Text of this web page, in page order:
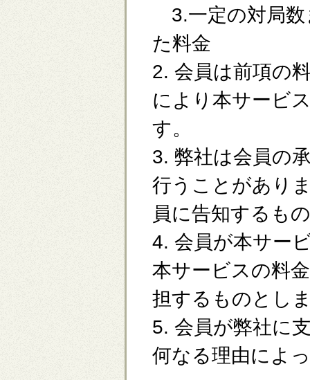
3.一定の対局数
た料金
2. 会員は前項の
により本サービ
す。
3. 弊社は会員の
行うことがあり
員に告知するも
4. 会員が本サー
本サービスの料
担するものとし
5. 会員が弊社に
何なる理由によ